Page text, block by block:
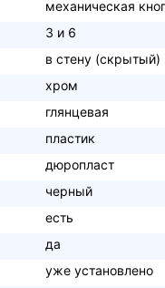
механическая
3 и 6
в стену (скрытый)
хром
глянцевая
пластик
дюропласт
черный
есть
да
уже установлено